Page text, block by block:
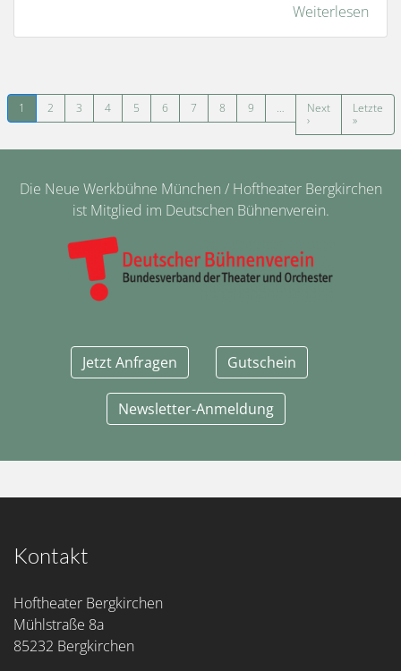
Weiterlesen
Seitennummerierung
1 2 3 4 5 6 7 8 9 …
Next
›Nächste Seite
Letzte
»Letzte
Die Neue Werkbühne München / Hoftheater Bergkirchen
ist Mitglied im Deutschen Bühnenverein.
Jetzt Anfragen Gutschein
Newsletter-Anmeldung
Kontakt
Hoftheater Bergkirchen
Mühlstraße 8a
85232 Bergkirchen